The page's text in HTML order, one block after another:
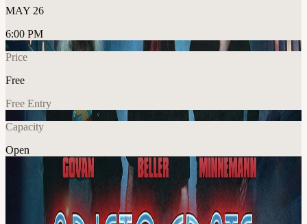
MAY 26
6:00 PM
Price
Free
Free Entry
Capacity
Open
Explore More
About